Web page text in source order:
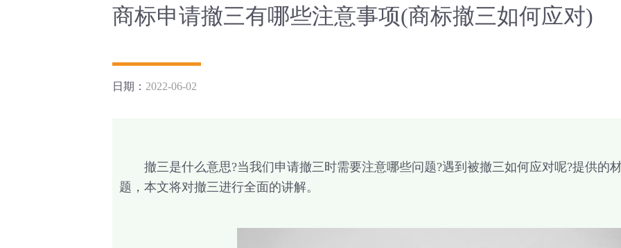
商标申请撤三有哪些注意事项(商标撤三如何应对)
日期： 2022-06-02
撤三是什么意思?当我们申请撤三时需要注意哪些问题?遇到被撤三如何应对呢?提供的
题，本文将对撤三进行全面的讲解。